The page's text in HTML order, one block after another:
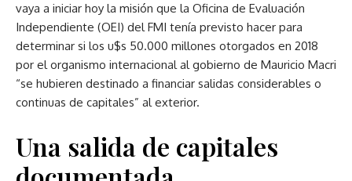
vaya a iniciar hoy la misión que la Oficina de Evaluación
Independiente (OEI) del FMI tenía previsto hacer para
determinar si los u$s 50.000 millones otorgados en 2018
por el organismo internacional al gobierno de Mauricio Macri
“se hubieren destinado a financiar salidas considerables o
continuas de capitales” al exterior.
Una salida de capitales